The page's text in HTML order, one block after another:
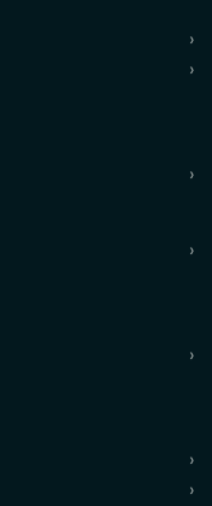
›
›
›
›
›
›
›